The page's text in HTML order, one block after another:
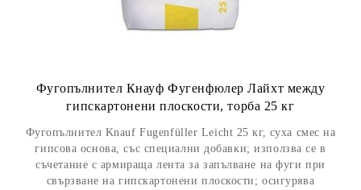
Фугопълнител Кнауф Фугенфюлер Лайхт между
гипскартонени плоскости, торба 25 кг
Фугопълнител Knauf Fugenfüller Leicht 25 кг, суха смес на
гипсова основа, със специални добавки; използва се в
съчетание с армираща лента за запълване на фуги при
свързване на гипскартонени плоскости; осигурява